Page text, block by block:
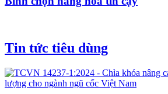
Tin tức tiêu dùng